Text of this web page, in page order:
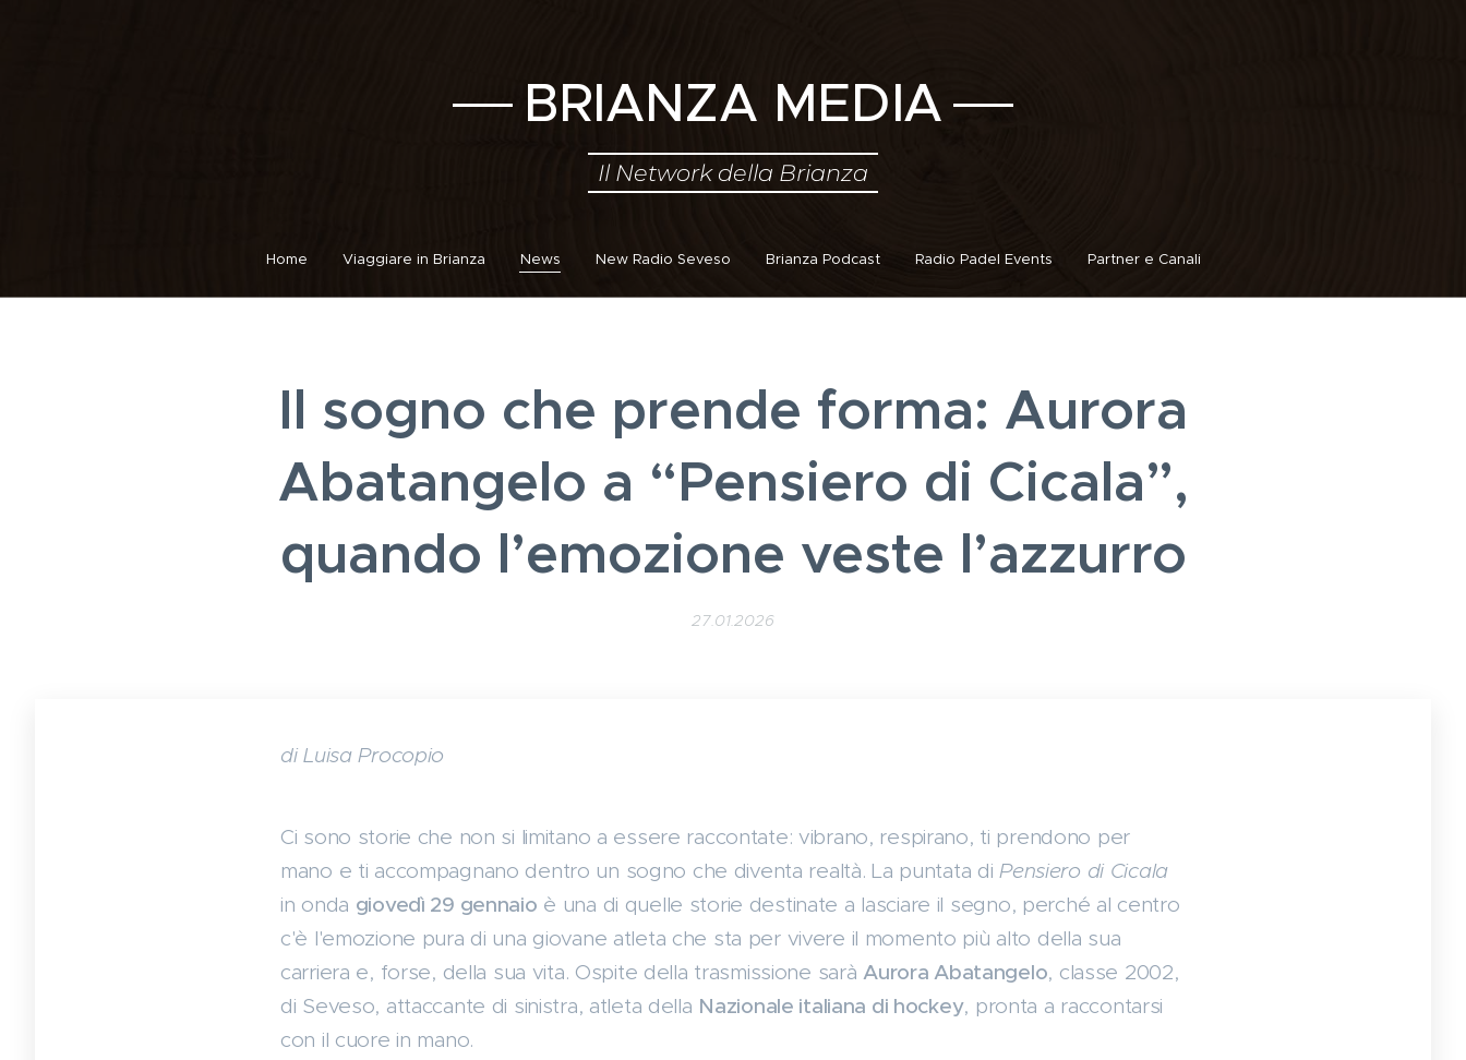
BRIANZA MEDIA
Il Network della Brianza
Home Viaggiare in Brianza News New Radio Seveso Brianza Podcast Radio Padel Events Partner e Canali
Il sogno che prende forma: Aurora
Abatangelo a “Pensiero di Cicala”,
quando l’emozione veste l’azzurro
27.01.2026
di Luisa Procopio
Ci sono storie che non si limitano a essere raccontate: vibrano, respirano, ti prendono per
mano e ti accompagnano dentro un sogno che diventa realtà. La puntata diPensiero di Cicala
in onda giovedì 29 gennaio è una di quelle storie destinate a lasciare il segno, perché al centro
c'è l'emozione pura di una giovane atleta che sta per vivere il momento più alto della sua
carriera e, forse, della sua vita. Ospite della trasmissione saràAurora Abatangelo, classe 2002,
di Seveso, attaccante di sinistra, atleta della Nazionale italiana di hockey, pronta a raccontarsi
con il cuore in mano.